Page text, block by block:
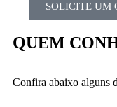
SOLICITE UM
QUEM
Confira abaixo alguns